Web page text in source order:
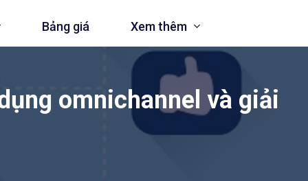
Bảng giá Xem thêm
omnichannel và giải